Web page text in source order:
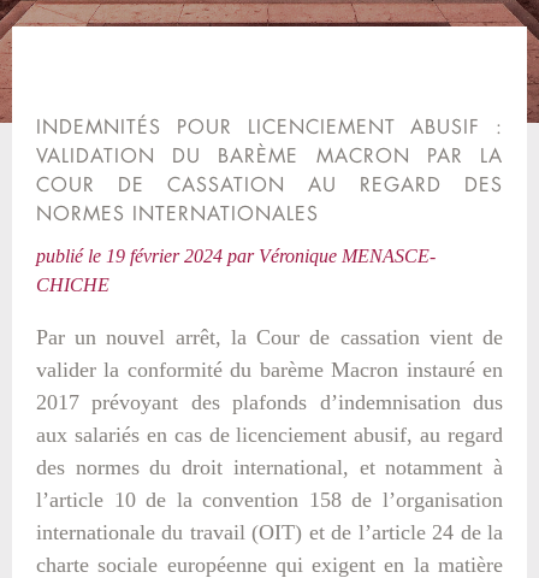
INDEMNITÉS POUR LICENCIEMENT ABUSIF :
VALIDATION DU BARÈME MACRON PAR LA
COUR DE CASSATION AU REGARD DES
NORMES INTERNATIONALES
publié le 19 février 2024 par Véronique MENASCE-
CHICHE
Par un nouvel arrêt, la Cour de cassation vient de
valider la conformité du barème Macron instauré en
2017 prévoyant des plafonds d’indemnisation dus
aux salariés en cas de licenciement abusif, au regard
des normes du droit international, et notamment à
l’article 10 de la convention 158 de l’organisation
internationale du travail (OIT) et de l’article 24 de la
charte sociale européenne qui exigent en la matière